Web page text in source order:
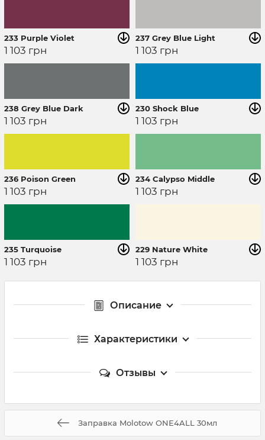
233 Purple Violet
1 103 грн
237 Grey Blue Light
1 103 грн
238 Grey Blue Dark
1 103 грн
230 Shock Blue
1 103 грн
236 Poison Green
1 103 грн
234 Calypso Middle
1 103 грн
235 Turquoise
1 103 грн
229 Nature White
1 103 грн
Описание
Характеристики
Отзывы
Заправка Molotow ONE4ALL 30мл